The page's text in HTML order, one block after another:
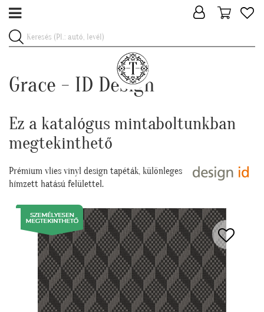
Grace - ID Design
Ez a katalógus mintaboltunkban
megtekinthető
Prémium vlies vinyl design tapéták, különleges
hímzett hatású felülettel.